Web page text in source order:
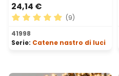
24,14 €
Valutazione media di 4.89
(9)
41998
Serie: Catene nastro di luci